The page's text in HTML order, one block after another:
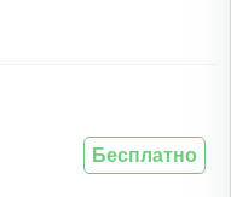
Бесплатно